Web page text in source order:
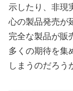
示したり、非現
心の製品発売が
完全な製品が販
多くの期待を集
しまうのだろう